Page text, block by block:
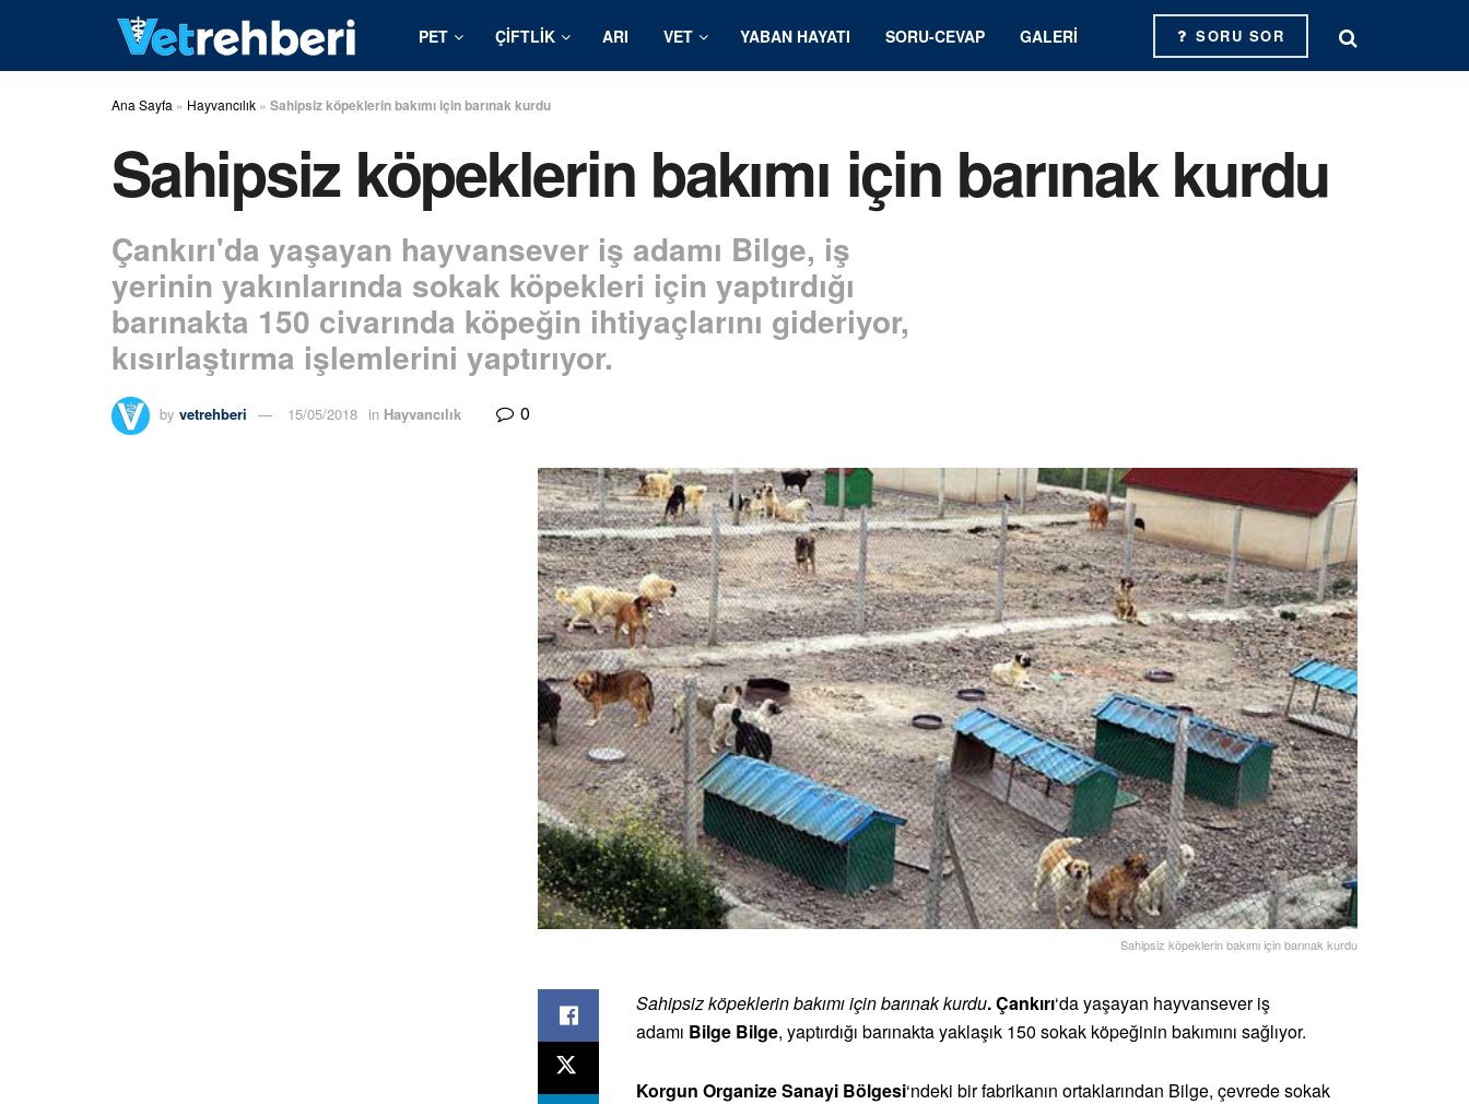
PET ÇIFTLIK ARI VET YABAN HAYATI SORU-CEVAP GALERI SORU SOR
Ana Sayfa » Hayvancılık » Sahipsiz köpeklerin bakımı için barınak kurdu
Sahipsiz köpeklerin bakımı için barınak kurdu
Çankırı'da yaşayan hayvansever iş adamı Bilge, iş
yerinin yakınlarında sokak köpekleri için yaptırdığı
barınakta 150 civarında köpeğin ihtiyaçlarını gideriyor,
kısırlaştırma işlemlerini yaptırıyor.
by vetrehberi 15/05/2018 in Hayvancılık 0
Sahipsiz köpeklerin bakımı için barınak kurdu
Sahipsiz köpeklerin bakımı için barınak kurdu. Çankırı‘da yaşayan hayvansever iş
adamı Bilge Bilge, yaptırdığı barınakta yaklaşık 150 sokak köpeğinin bakımını sağlıyor.
Korgun Organize Sanayi Bölgesi‘ndeki bir fabrikanın ortaklarından Bilge, çevrede sokak